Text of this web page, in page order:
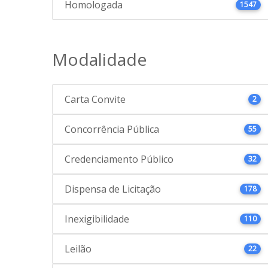
Homologada 1547
Modalidade
Carta Convite 2
Concorrência Pública 55
Credenciamento Público 32
Dispensa de Licitação 178
Inexigibilidade 110
Leilão 22